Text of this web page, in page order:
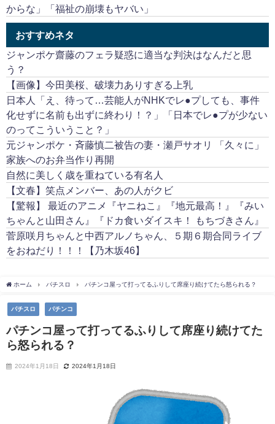
からな」「福祉の崩壊もヤバい」
おすすめネタ
ジャンポケ齋藤のフェラ疑惑に適当な判決はなんだと思
う？
【画像】今田美桜、破壊力ありすぎる上乳
日本人「え、待って…芸能人がNHKでレ●プしても、事件
化せずに名前も出ずに終わり！？」「日本でレ●プが少ない
のってこういうこと？」
元ジャンポケ・斉藤慎二被告の妻・瀬戸サオリ 「久々に」
家族へのお弁当作り再開
自然に美しく歳を重ねている有名人
【文春】笑点メンバー、あの人がクビ
【驚報】 最近のアニメ『ヤニねこ』『地元最高！』『みい
ちゃんと山田さん』『ドカ食いダイスキ！ もちづきさん』
菅原咲月ちゃんと中西アルノちゃん、５期６期合同ライブ
をおねだり！！！【乃木坂46】
ホーム パチスロ パチンコ屋って打ってるふりして席座り続けてたら怒られる？
パチスロ パチンコ
パチンコ屋って打ってるふりして席座り続けてた
ら怒られる？
2024年1月18日 2024年1月18日